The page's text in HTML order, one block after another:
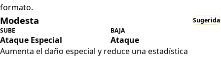
formato.
Modesta
Sugerida
SUBE
Ataque Especial
BAJA
Ataque
Aumenta el daño especial y reduce una estadística